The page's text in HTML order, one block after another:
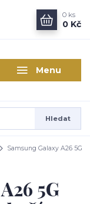
Menu
Hledat
0 ks
0 Kč
Samsung Galaxy A26 5G
5G